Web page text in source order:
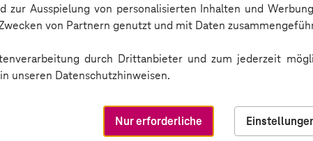
zur Ausspielung von personalisierten Inhalten und
von Partnern genutzt und mit Daten
durch Drittanbieter und zum jederzeit
unseren Datenschutzhinweisen.
Nur erforderliche